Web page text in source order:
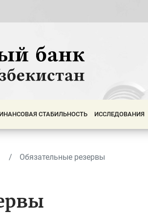
СТАБИЛЬНОСТЬ ИССЛЕДОВАНИЯ
Обязательные резервы